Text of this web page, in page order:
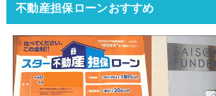
不動産担保ローンおすすめ